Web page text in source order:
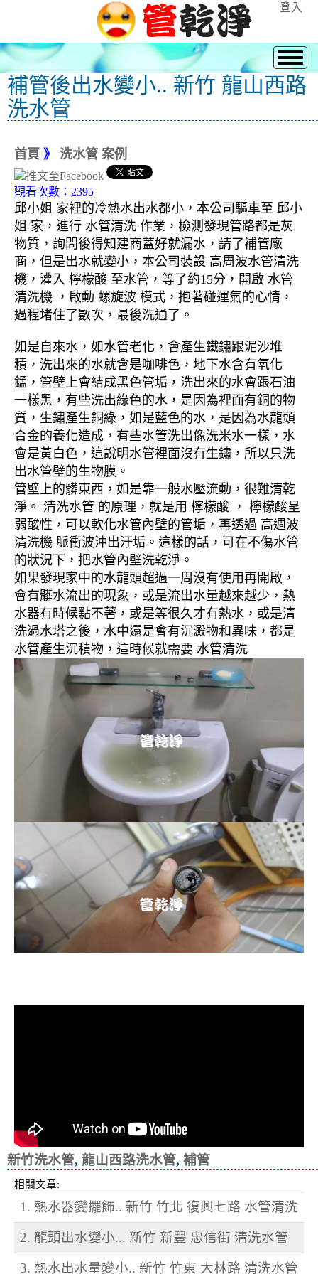
登入
補管後出水變小.. 新竹 龍山西路
洗水管
首頁 》 洗水管 案例
觀看次數：2395
邱小姐 家裡的冷熱水出水都小，本公司驅車至 邱小
姐 家 ，進行 水管清洗 作業，檢測發現管路都是灰
物質，詢問後得知建商蓋好就漏水，請了補管廠
商，但是出水就變小，本公司裝設 高周波水管清洗
機，灌入 檸檬酸 至水管，等了約15分，開啟 水管
清洗機 ，啟動 螺旋波 模式，抱著碰運氣的心情，
過程堵住了數次，最後洗通了。
如是自來水，如水管老化，會產生鐵鏽跟泥沙堆
積，洗出來的水就會是咖啡色，地下水含有氧化
錳，管壁上會結成黑色管垢，洗出來的水會跟石油
一樣黑，有些洗出綠色的水，是因為裡面有銅的物
質，生鏽產生銅綠，如是藍色的水，是因為水龍頭
合金的養化造成，有些水管洗出像洗米水一樣，水
會是黃白色，這說明水管裡面沒有生鏽，所以只洗
出水管壁的生物膜。
管壁上的髒東西，如是靠一般水壓流動，很難清乾
淨。 清洗水管 的原理，就是用 檸檬酸 ， 檸檬酸呈
弱酸性，可以軟化水管內壁的管垢，再透過 高週波
清洗機 脈衝波沖出汙垢。這樣的話，可在不傷水管
的狀況下，把水管內壁洗乾淨。
如果發現家中的水龍頭超過一周沒有使用再開啟，
會有髒水流出的現象，或是流出水量越來越少，熱
水器有時候點不著，或是等很久才有熱水，或是清
洗過水塔之後，水中還是會有沉澱物和異味，都是
水管產生沉積物，這時候就需要 水管清洗
新竹洗水管, 龍山西路洗水管, 補管
相關文章:
1. 熱水器變擺飾.. 新竹 竹北 復興七路 水管清洗
2. 龍頭出水變小... 新竹 新豐 忠信街 清洗水管
3. 熱水出水量變小.. 新竹 竹東 大林路 清洗水管